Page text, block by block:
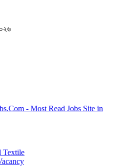
- Most Read Jobs Site in
Textile